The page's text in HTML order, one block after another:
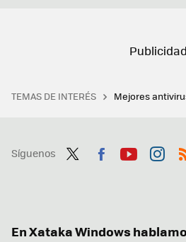
TEMAS DE INTERÉS Mejores
Síguenos
En Xataka Windows